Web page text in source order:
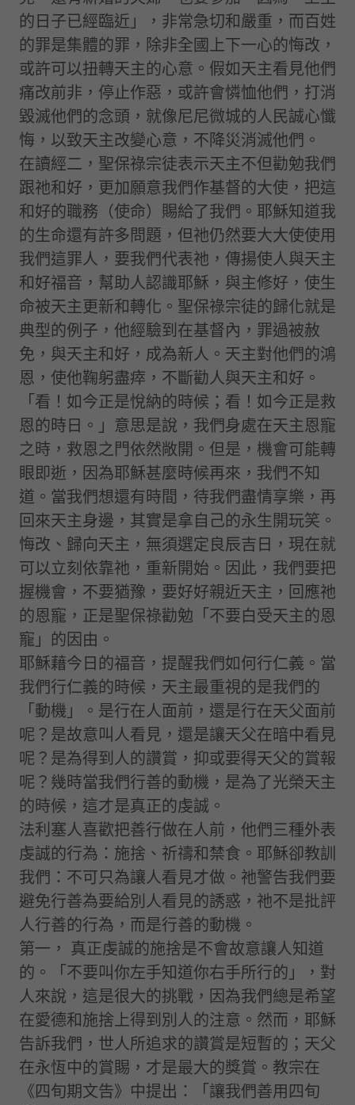
的日子已經臨近」，非常急切和嚴重，而百姓
的罪是集體的罪，除非全國上下一心的悔改，
或許可以扭轉天主的心意。假如天主看見他們
痛改前非，停止作惡，或許會憐恤他們，打消
毀滅他們的念頭，就像尼尼微城的人民誠心懺
悔，以致天主改變心意，不降災消滅他們。
在讀經二，聖保祿宗徒表示天主不但勸勉我們
跟祂和好，更加願意我們作基督的大使，把這
和好的職務（使命）賜給了我們。耶穌知道我
的生命還有許多問題，但祂仍然要大大使使用
我們這罪人，要我們代表祂，傳揚使人與天主
和好福音，幫助人認識耶穌，與主修好，使生
命被天主更新和轉化。聖保祿宗徒的歸化就是
典型的例子，他經驗到在基督內，罪過被赦
免，與天主和好，成為新人。天主對他們的鴻
恩，使他鞠躬盡瘁，不斷勸人與天主和好。
「看！如今正是悅納的時候；看！如今正是救
恩的時日。」意思是說，我們身處在天主恩寵
之時，救恩之門依然敞開。但是，機會可能轉
眼即逝，因為耶穌甚麼時候再來，我們不知
道。當我們想還有時間，待我們盡情享樂，再
回來天主身邊，其實是拿自己的永生開玩笑。
悔改、歸向天主，無須選定良辰吉日，現在就
可以立刻依靠祂，重新開始。因此，我們要把
握機會，不要猶豫，要好好親近天主，回應祂
的恩寵，正是聖保祿勸勉「不要白受天主的恩
寵」的因由。
耶穌藉今日的福音，提醒我們如何行仁義。當
我們行仁義的時候，天主最重視的是我們的
「動機」。是行在人面前，還是行在天父面前
呢？是故意叫人看見，還是讓天父在暗中看見
呢？是為得到人的讚賞，抑或要得天父的賞報
呢？幾時當我們行善的動機，是為了光榮天主
的時候，這才是真正的虔誠。
法利塞人喜歡把善行做在人前，他們三種外表
虔誠的行為：施捨、祈禱和禁食。耶穌卻教訓
我們：不可只為讓人看見才做。祂警告我們要
避免行善為要給別人看見的誘惑，祂不是批評
人行善的行為，而是行善的動機。
第一， 真正虔誠的施捨是不會故意讓人知道
的。「不要叫你左手知道你右手所行的」，對
人來說，這是很大的挑戰，因為我們總是希望
在愛德和施捨上得到別人的注意。然而，耶穌
告訴我們，世人所追求的讚賞是短暫的；天父
在永恆中的賞賜，才是最大的獎賞。教宗在
《四旬期文告》中提出：「讓我們善用四旬